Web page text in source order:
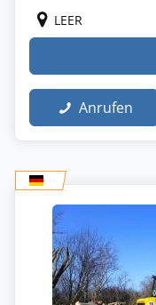
LEER
Anrufen